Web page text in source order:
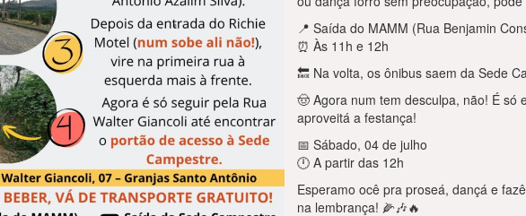
📍 Saída do MAMM (Rua Benjamin
⏰ Às 11h e 12h
🔙 Na volta, os ônibus saem da Sede
🤠 Agora num tem desculpa, não! É só
aproveitá a festança!
📅 Sábado, 04 de julho
🕛 A partir das 12h
Esperamo ocê pra proseá, dançá e
na lembrança! 🌽🎶🔥